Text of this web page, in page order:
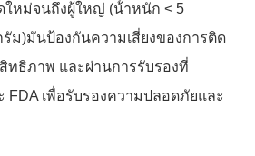
ใหม่จนถึงผู้ใหญ่ (น้ําหนัก < 5
รัม)มันป้องกันความเสี่ยงของการติด
ทธิภาพ และผ่านการรับรองที่
FDA เพื่อรับรองความปลอดภัยและ